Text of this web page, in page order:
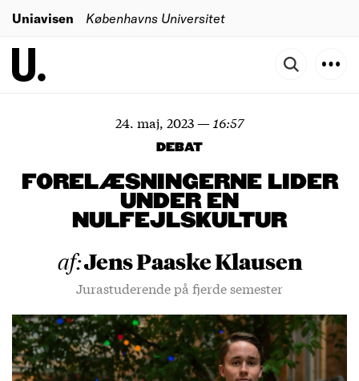
Uniavisen Københavns Universitet
24. maj, 2023— 16:57
DEBAT
FORELÆSNINGERNE LIDER
UNDER EN
NULFEJLSKULTUR
af:Jens Paaske Klausen
Jurastuderende på fjerde semester